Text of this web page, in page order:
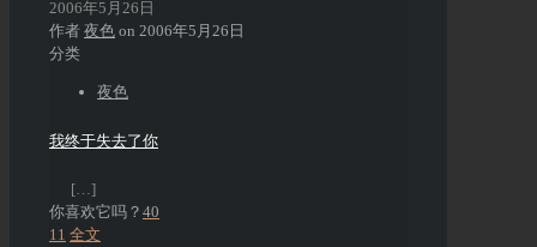
2006年5月26日
作者 夜色 on 2006年5月26日
分类
夜色
我终于失去了你
[…]
你喜欢它吗？ 40
11 全文